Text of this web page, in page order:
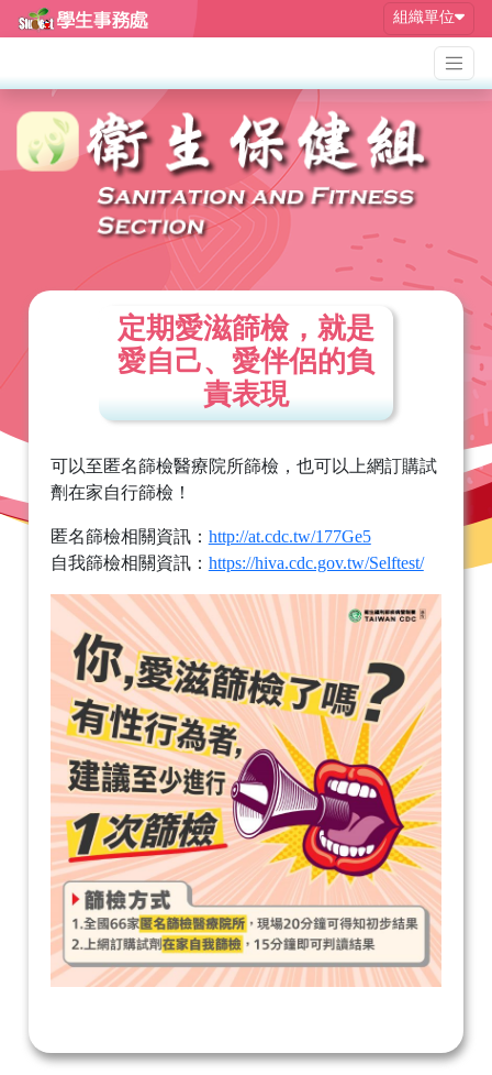
組織單位
定期愛滋篩檢，就是
愛自己、愛伴侶的負
責表現
可以至匿名篩檢醫療院所篩檢，也可以上網訂購試
劑在家自行篩檢！
匿名篩檢相關資訊： http://at.cdc.tw/177Ge5
自我篩檢相關資訊： https://hiva.cdc.gov.tw/Selftest/